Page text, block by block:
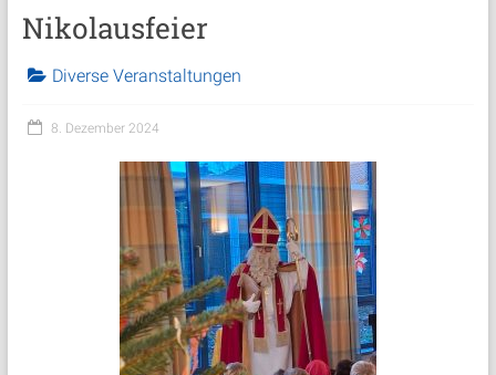
Nikolausfeier
Diverse Veranstaltungen
8. Dezember 2024